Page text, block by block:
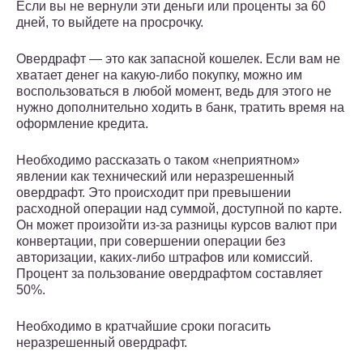
Если вы не вернули эти деньги или проценты за 60
дней, то выйдете на просрочку.
Овердрафт — это как запасной кошелек. Если вам не
хватает денег на какую-либо покупку, можно им
воспользоваться в любой момент, ведь для этого не
нужно дополнительно ходить в банк, тратить время на
оформление кредита.
Необходимо рассказать о таком «неприятном»
явлении как технический или неразрешенный
овердрафт. Это происходит при превышении
расходной операции над суммой, доступной по карте.
Он может произойти из-за разницы курсов валют при
конвертации, при совершении операции без
авторизации, каких-либо штрафов или комиссий.
Процент за пользование овердрафтом составляет
50%.
Необходимо в кратчайшие сроки погасить
неразрешенный овердрафт.